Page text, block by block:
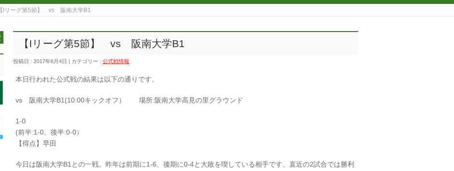
【Iリーグ第5節】 vs 阪南大学B1
【Iリーグ第5節】 vs 阪南大学B1
投稿日 : 2017年6月4日 | カテゴリー : 公式戦情報
本日行われた公式戦の結果は以下の通りです。
vs 阪南大学B1(10:00キックオフ） 場所:阪南大学高見の里グラウンド
1-0
(前半:1-0、後半:0-0）
【得点】早田
今日は阪南大学B1との一戦。昨年は前期に1-6、後期に0-4と大敗を喫している相手です。直近の2試合では勝利